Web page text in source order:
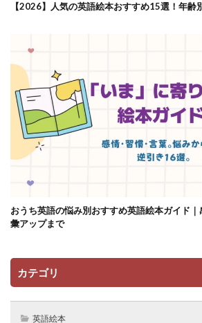
【2026】人気の英語絵本おすすめ15選！年齢
おうち英語の悩み別おすすめ英語絵本ガイド
彙アップまで
カテゴリ
英語絵本